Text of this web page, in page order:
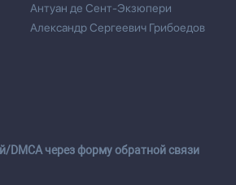
Антуан де Сент-Экзюпери
Александр Сергеевич Грибоедов
DMCA через форму обратной связи